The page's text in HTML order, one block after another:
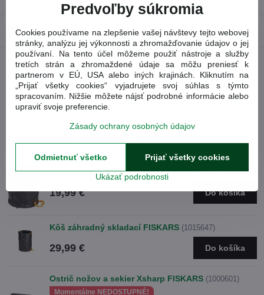
Diskusia 0
FacebookTwitter BlueskyPinterestRedditLinkedInWhatsApp
E-
mail
Kôš záhradný skladací Solid FISKARS (1015646)
19,99 € Do košíka
Kôš záhradný skladací FISKARS (1015647)
29,99 € Do košíka
Ostrič nožov a sekier Xsharp FISKARS (1000601)
Momentálne NEDOSTUPNÉ!
Predvoľby súkromia
Cookies používame na zlepšenie vašej návštevy tejto webovej
stránky, analýzu jej výkonnosti a zhromažďovanie údajov o jej
používaní. Na tento účel môžeme použiť nástroje a služby
tretích strán a zhromaždené údaje sa môžu preniesť k
partnerom v EÚ, USA alebo iných krajinách. Kliknutím na
„Prijať všetky cookies“ vyjadrujete svoj súhlas s týmto
spracovaním. Nižšie môžete nájsť podrobné informácie alebo
upraviť svoje preferencie.
Zásady ochrany osobných údajov
Ukázať podrobnosti
Prijať všetky cookies
Odmietnuť všetko